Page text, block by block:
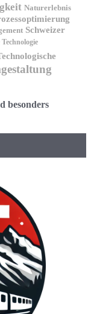
Naturerlebnis
Schweizer
besonders